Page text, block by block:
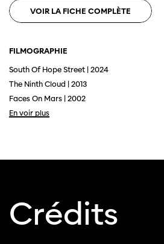
VOIR LA FICHE COMPLÈTE
FILMOGRAPHIE
South Of Hope Street | 2024
The Ninth Cloud | 2013
Faces On Mars | 2002
En voir plus
Crédits